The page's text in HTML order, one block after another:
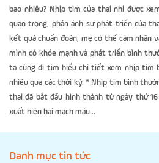
bao nhiêu? Nhịp tim của thai nhi được
quan trọng, phản ánh sự phát triển của
kết quả chuẩn đoán, mẹ có thể cảm nhận
mình có khỏe mạnh và phát triển bình
ta cùng đi tìm hiểu chi tiết xem nhịp tim
nhiêu qua các thời kỳ. * Nhịp tim bình
thai đã bắt đầu hình thành từ ngày thứ
xuất hiện hai mạch máu...
Danh mục tin tức